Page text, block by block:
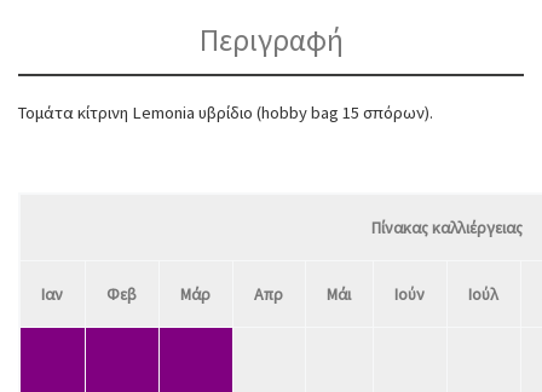
Περιγραφή
Τομάτα κίτρινη Lemonia υβρίδιο (hobby bag 15 σπόρων).
Πίνακας καλλιέργειας
Ιαν Φεβ Μάρ Απρ Μάι Ιούν Ιούλ